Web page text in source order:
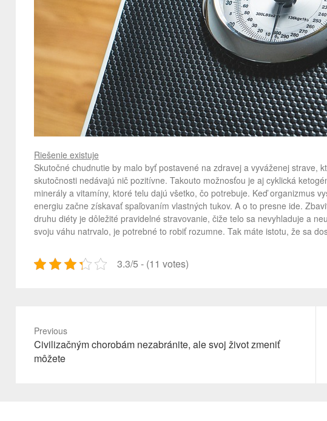
Riešenie existuje
Skutočné chudnutie by malo byť postavené na zdravej a vyváženej strave,
skutočnosti nedávajú nič pozitívne. Takouto možnosťou je aj cyklická
minerály a vitamíny, ktoré telu dajú všetko, čo potrebuje. Keď organizmus
energiu začne získavať spaľovaním vlastných tukov. A o to presne ide.
druhu diéty je dôležité pravidelné stravovanie, čiže telo sa nevyhladuje a
svoju váhu natrvalo, je potrebné to robiť rozumne. Tak máte istotu, že sa
3.3/5 - (11 votes)
Previous
Previous
post:
Civilizačným chorobám nezabránite, ale svoj život zmeniť
môžete